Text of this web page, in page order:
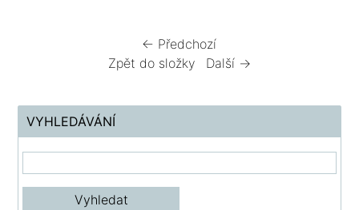
← Předchozí
Zpět do složky
Další →
VYHLEDÁVÁNÍ